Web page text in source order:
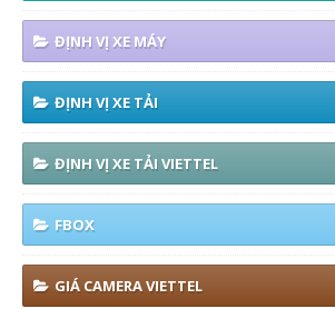
ĐỊNH VỊ XE MÁY
ĐỊNH VỊ XE TẢI
ĐỊNH VỊ XE TẢI VIETTEL
FBOX
GIÁ CAMERA VIETTEL